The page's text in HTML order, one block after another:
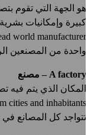
هو الجهة التي تقوم
كبيرة وإمكانيات
واحدة من المصنعين
A factory – مصنع
المكان الذي يتم فيه
تتواجد كل المصانع في